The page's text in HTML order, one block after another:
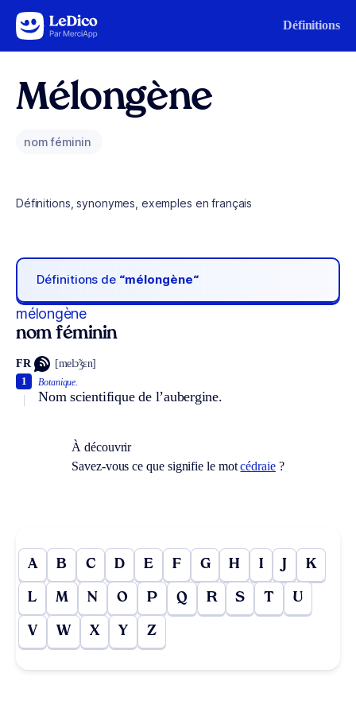
Aller au contenu Définitions
Mélongène
nom féminin
Définitions, synonymes, exemples en français
Définitions de “mélongène“
mélongène
nom féminin
FR [melɔ̃ʒɛn]
Botanique.
Nom scientifique de l’aubergine.
1
À découvrir
Savez-vous ce que signifie le motcédraie?
A B C D E F G H I J K
L M N O P Q R S T U
V W X Y Z